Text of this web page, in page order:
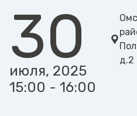
30
июля, 2025
15:00 - 16:00
д.2